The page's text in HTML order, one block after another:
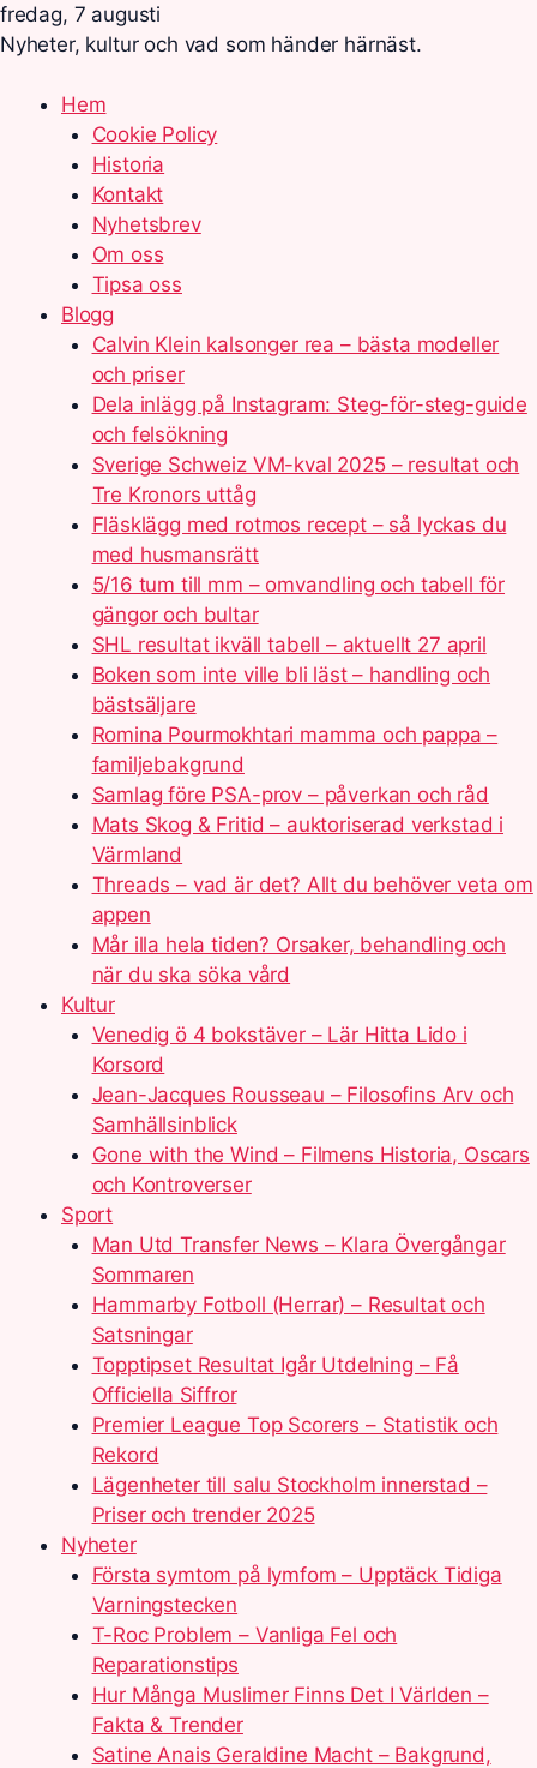
fredag, 7 augusti
Nyheter, kultur och vad som händer härnäst.
Hem
Cookie Policy
Historia
Kontakt
Nyhetsbrev
Om oss
Tipsa oss
Blogg
Calvin Klein kalsonger rea – bästa modeller
och priser
Dela inlägg på Instagram: Steg-för-steg-guide
och felsökning
Sverige Schweiz VM-kval 2025 – resultat och
Tre Kronors uttåg
Fläsklägg med rotmos recept – så lyckas du
med husmansrätt
5/16 tum till mm – omvandling och tabell för
gängor och bultar
SHL resultat ikväll tabell – aktuellt 27 april
Boken som inte ville bli läst – handling och
bästsäljare
Romina Pourmokhtari mamma och pappa –
familjebakgrund
Samlag före PSA-prov – påverkan och råd
Mats Skog & Fritid – auktoriserad verkstad i
Värmland
Threads – vad är det? Allt du behöver veta om
appen
Mår illa hela tiden? Orsaker, behandling och
när du ska söka vård
Kultur
Venedig ö 4 bokstäver – Lär Hitta Lido i
Korsord
Jean-Jacques Rousseau – Filosofins Arv och
Samhällsinblick
Gone with the Wind – Filmens Historia, Oscars
och Kontroverser
Sport
Man Utd Transfer News – Klara Övergångar
Sommaren
Hammarby Fotboll (Herrar) – Resultat och
Satsningar
Topptipset Resultat Igår Utdelning – Få
Officiella Siffror
Premier League Top Scorers – Statistik och
Rekord
Lägenheter till salu Stockholm innerstad –
Priser och trender 2025
Nyheter
Första symtom på lymfom – Upptäck Tidiga
Varningstecken
T-Roc Problem – Vanliga Fel och
Reparationstips
Hur Många Muslimer Finns Det I Världen –
Fakta & Trender
Satine Anais Geraldine Macht – Bakgrund,